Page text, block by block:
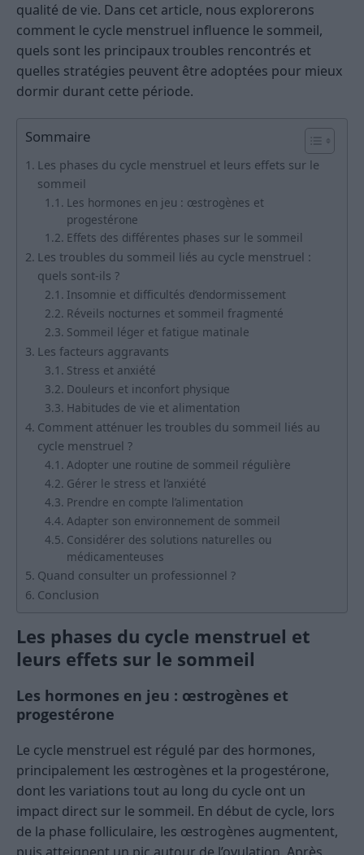
qualité de vie. Dans cet article, nous explorerons
comment le cycle menstruel influence le sommeil,
quels sont les principaux troubles rencontrés et
quelles stratégies peuvent être adoptées pour mieux
dormir durant cette période.
Sommaire
Les phases du cycle menstruel et leurs effets sur le
sommeil
Les hormones en jeu : œstrogènes et
progestérone
Effets des différentes phases sur le sommeil
Les troubles du sommeil liés au cycle menstruel :
quels sont-ils ?
Insomnie et difficultés d’endormissement
Réveils nocturnes et sommeil fragmenté
Sommeil léger et fatigue matinale
Les facteurs aggravants
Stress et anxiété
Douleurs et inconfort physique
Habitudes de vie et alimentation
Comment atténuer les troubles du sommeil liés au
cycle menstruel ?
Adopter une routine de sommeil régulière
Gérer le stress et l’anxiété
Prendre en compte l’alimentation
Adapter son environnement de sommeil
Considérer des solutions naturelles ou
médicamenteuses
Quand consulter un professionnel ?
Conclusion
Les phases du cycle menstruel et
leurs effets sur le sommeil
Les hormones en jeu : œstrogènes et
progestérone
Le cycle menstruel est régulé par des hormones,
principalement les œstrogènes et la progestérone,
dont les variations tout au long du cycle ont un
impact direct sur le sommeil. En début de cycle, lors
de la phase folliculaire, les œstrogènes augmentent,